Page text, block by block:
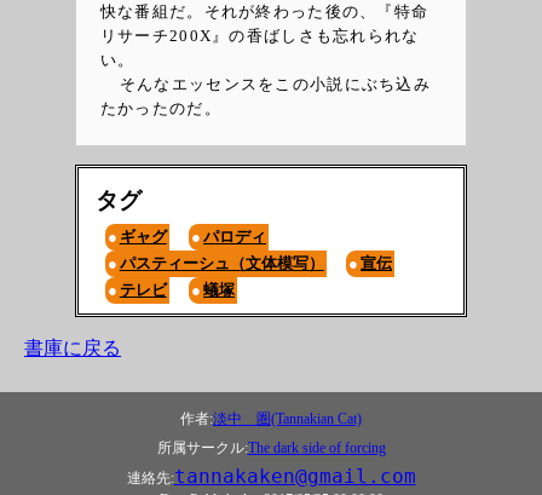
快な番組だ。それが終わった後の、『特命
リサーチ200X』の香ばしさも忘れられな
い。
そんなエッセンスをこの小説にぶち込み
たかったのだ。
タグ
ギャグ
パロディ
パスティーシュ（文体模写）
宣伝
テレビ
蟻塚
書庫に戻る
作者:淡中 圏(Tannakian Cat)
所属サークル:The dark side of forcing
連絡先:tannakaken@gmail.com